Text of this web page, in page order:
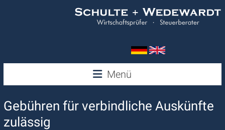
Wedewardt
&
Schulte
Menü
Gebühren für verbindliche Auskünfte
zulässig